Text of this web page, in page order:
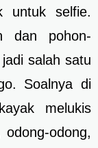
untuk selfie.
dan pohon-
salah satu
Soalnya di
melukis
odong,